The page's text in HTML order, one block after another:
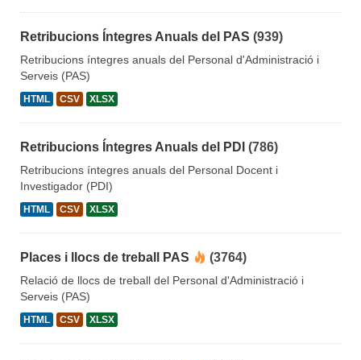
Retribucions Íntegres Anuals del PAS (939)
Retribucions íntegres anuals del Personal d'Administració i
Serveis (PAS)
HTML CSV XLSX
Retribucions Íntegres Anuals del PDI (786)
Retribucions íntegres anuals del Personal Docent i
Investigador (PDI)
HTML CSV XLSX
Places i llocs de treball PAS (3764)
Relació de llocs de treball del Personal d'Administració i
Serveis (PAS)
HTML CSV XLSX